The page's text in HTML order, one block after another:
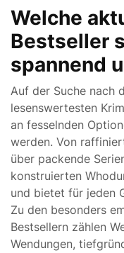
Welche
Bestseller
spannend
Auf der Suche nach
lesenswertesten
an fesselnden
werden. Von
über packende
konstruierten
und bietet für jeden
Zu den besonders
Bestsellern zählen
Wendungen,